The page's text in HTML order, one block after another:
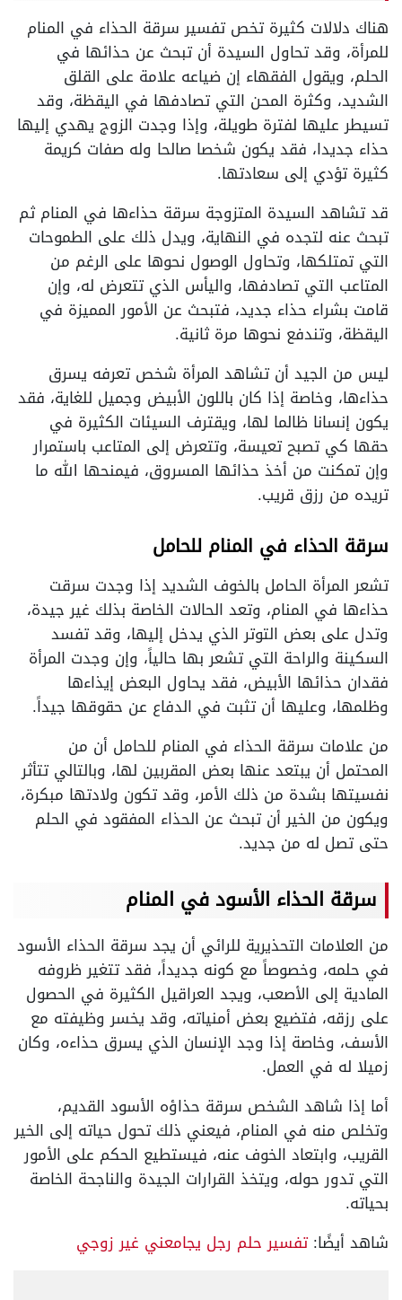
هناك دلالات كثيرة تخص تفسير سرقة الحذاء في المنام
للمرأة، وقد تحاول السيدة أن تبحث عن حذائها في
الحلم، ويقول الفقهاء إن ضياعه علامة على القلق
الشديد، وكثرة المحن التي تصادفها في اليقظة، وقد
تسيطر عليها لفترة طويلة، وإذا وجدت الزوج يهدي إليها
حذاء جديدا، فقد يكون شخصا صالحا وله صفات كريمة
كثيرة تؤدي إلى سعادتها.
قد تشاهد السيدة المتزوجة سرقة حذاءها في المنام ثم
تبحث عنه لتجده في النهاية، ويدل ذلك على الطموحات
التي تمتلكها، وتحاول الوصول نحوها على الرغم من
المتاعب التي تصادفها، واليأس الذي تتعرض له، وإن
قامت بشراء حذاء جديد، فتبحث عن الأمور المميزة في
اليقظة، وتندفع نحوها مرة ثانية.
ليس من الجيد أن تشاهد المرأة شخص تعرفه يسرق
حذاءها، وخاصة إذا كان باللون الأبيض وجميل للغاية، فقد
يكون إنسانا ظالما لها، ويقترف السيئات الكثيرة في
حقها كي تصبح تعيسة، وتتعرض إلى المتاعب باستمرار
وإن تمكنت من أخذ حذائها المسروق، فيمنحها الله ما
تريده من رزق قريب.
سرقة الحذاء في المنام للحامل
تشعر المرأة الحامل بالخوف الشديد إذا وجدت سرقت
حذاءها في المنام، وتعد الحالات الخاصة بذلك غير جيدة،
وتدل على بعض التوتر الذي يدخل إليها، وقد تفسد
السكينة والراحة التي تشعر بها حالياً، وإن وجدت المرأة
فقدان حذائها الأبيض، فقد يحاول البعض إيذاءها
وظلمها، وعليها أن تثبت في الدفاع عن حقوقها جيداً.
من علامات سرقة الحذاء في المنام للحامل أن من
المحتمل أن يبتعد عنها بعض المقربين لها، وبالتالي تتأثر
نفسيتها بشدة من ذلك الأمر، وقد تكون ولادتها مبكرة،
ويكون من الخير أن تبحث عن الحذاء المفقود في الحلم
حتى تصل له من جديد.
سرقة الحذاء الأسود في المنام
من العلامات التحذيرية للرائي أن يجد سرقة الحذاء الأسود
في حلمه، وخصوصاً مع كونه جديداً، فقد تتغير ظروفه
المادية إلى الأصعب، ويجد العراقيل الكثيرة في الحصول
على رزقه، فتضيع بعض أمنياته، وقد يخسر وظيفته مع
الأسف، وخاصة إذا وجد الإنسان الذي يسرق حذاءه، وكان
زميلا له في العمل.
أما إذا شاهد الشخص سرقة حذاؤه الأسود القديم،
وتخلص منه في المنام، فيعني ذلك تحول حياته إلى الخير
القريب، وابتعاد الخوف عنه، فيستطيع الحكم على الأمور
التي تدور حوله، ويتخذ القرارات الجيدة والناجحة الخاصة
بحياته.
شاهد أيضًا:تفسير حلم رجل يجامعني غير زوجي